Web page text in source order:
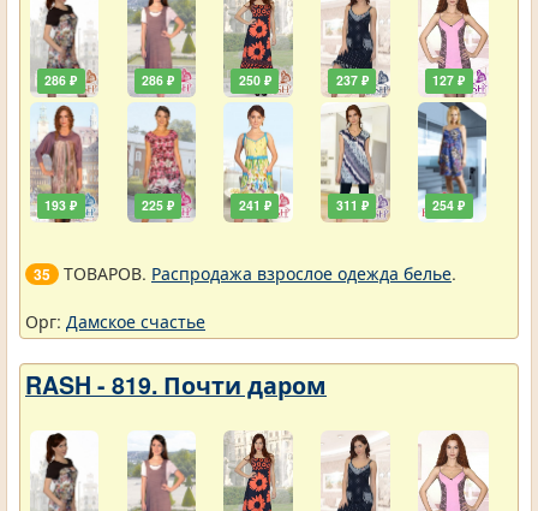
286 ₽
193 ₽
286 ₽
225 ₽
250 ₽
241 ₽
237 ₽
311 ₽
127 ₽
254 ₽
35 ТОВАРОВ. Распродажа взрослое одежда белье.
Орг: Дамское счастье
RASH - 819. Почти даром